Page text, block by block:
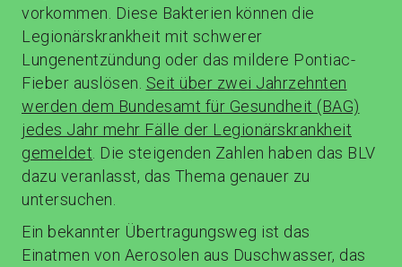
vorkommen. Diese Bakterien können die
Legionärskrankheit mit schwerer
Lungenentzündung oder das mildere Pontiac-
Fieber auslösen. Seit über zwei Jahrzehnten
werden dem Bundesamt für Gesundheit (BAG)
jedes Jahr mehr Fälle der Legionärskrankheit
gemeldet . Die steigenden Zahlen haben das BLV
dazu veranlasst, das Thema genauer zu
untersuchen.
Ein bekannter Übertragungsweg ist das
Einatmen von Aerosolen aus Duschwasser, das